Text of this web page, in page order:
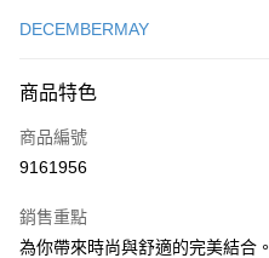
LINE Pay
Apple Pay
悠遊付
DECEMBERMAY
商品特色
商品編號
9161956
銷售重點
為你帶來時尚與舒適的完美結合。